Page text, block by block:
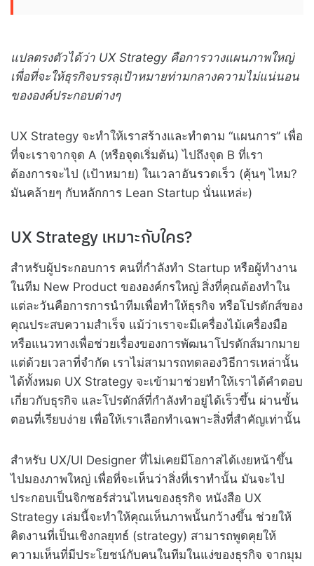
แปลตรงตัวได้ว่า UX Strategy คือการวางแผนภาพใหญ่
เพื่อที่จะให้ธุรกิจบรรลุเป้าหมายท่ามกลางความไม่แน่นอน
ขององค์ประกอบต่างๆ
UX Strategy จะทำให้เราสร้างและทำตาม “แผนการ” เพื่อ
ที่จะเราจากจุด A (หรือจุดเริ่มต้น) ไปถึงจุด B ที่เรา
ต้องการจะไป (เป้าหมาย) ในเวลาอันรวดเร็ว (คุ้นๆ ไหม?
มันคล้ายๆ กับหลักการ Lean Startup นั่นแหล่ะ)
UX Strategy เหมาะกับใคร?
สำหรับผู้ประกอบการ คนที่กำลังทำ Startup หรือผู้ทำงาน
ในทีม New Product ขององค์กรใหญ่ สิ่งที่คุณต้องทำใน
แต่ละวันคือการการนำทีมเพื่อทำให้ธุรกิจ หรือโปรดักส์ของ
คุณประสบความสำเร็จ แม้ว่าเราจะมีเครื่องไม้เครื่องมือ
หรือแนวทางเพื่อช่วยเรื่องของการพัฒนาโปรดักส์มากมาย
แต่ด้วยเวลาที่จำกัด เราไม่สามารถทดลองวิธีการเหล่านั้น
ได้ทั้งหมด UX Strategy จะเข้ามาช่วยทำให้เราได้คำตอบ
เกี่ยวกับธุรกิจ และโปรดักส์ที่กำลังทำอยู่ได้เร็วขึ้น ผ่านขั้น
ตอนที่เรียบง่าย เพื่อให้เราเลือกทำเฉพาะสิ่งที่สำคัญเท่านั้น
สำหรับ UX/UI Designer ที่ไม่เคยมีโอกาสได้เงยหน้าขึ้น
ไปมองภาพใหญ่ เพื่อที่จะเห็นว่าสิ่งที่เราทำนั้น มันจะไป
ประกอบเป็นจิกซอร์ส่วนไหนของธุรกิจ หนังสือ UX
Strategy เล่มนี้จะทำให้คุณเห็นภาพนั้นกว้างขึ้น ช่วยให้
คิดงานที่เป็นเชิงกลยุทธ์​ (strategy) สามารถพูดคุยให้
ความเห็นที่มีประโยชน์กับคนในทีมในแง่ของธุรกิจ จากมุม